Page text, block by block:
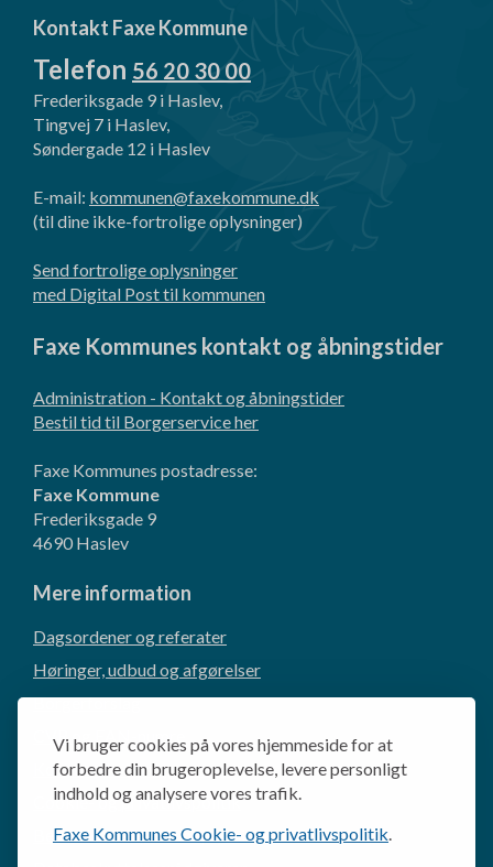
Vi bruger cookies på vores hjemmeside for at
forbedre din brugeroplevelse, levere personligt
indhold og analysere vores trafik.
Faxe Kommunes Cookie- og privatlivspolitik.
Kontakt Faxe Kommune
Telefon 56 20 30 00
Frederiksgade 9 i Haslev,
Tingvej 7 i Haslev,
Søndergade 12 i Haslev
E-mail: kommunen@faxekommune.dk
(til dine ikke-fortrolige oplysninger)
Send fortrolige oplysninger
med Digital Post til kommunen
Faxe Kommunes kontakt og åbningstider
Administration - Kontakt og åbningstider
Bestil tid til Borgerservice her
Faxe Kommunes postadresse:
Faxe Kommune
Frederiksgade 9
4690 Haslev
Mere information
Dagsordener og referater
Høringer, udbud og afgørelser
Borgerforslag
CVR og EAN-numre
Kommunikation og presse
Cookie- og privatlivspolitik
Behandling af personoplysninger